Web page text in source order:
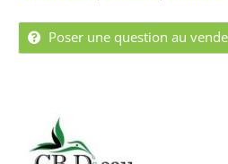
Poser une question au